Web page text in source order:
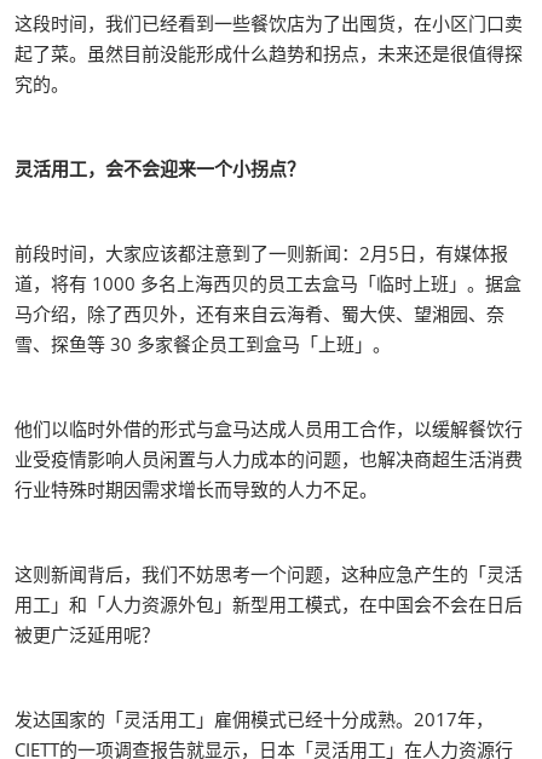
这段时间，我们已经看到一些餐饮店为了出囤货，在小区门口卖
起了菜。虽然目前没能形成什么趋势和拐点，未来还是很值得探
究的。
灵活用工，会不会迎来一个小拐点？
前段时间，大家应该都注意到了一则新闻：2月5日，有媒体报
道，将有 1000 多名上海西贝的员工去盒马「临时上班」。据盒
马介绍，除了西贝外，还有来自云海肴、蜀大侠、望湘园、奈
雪、探鱼等 30 多家餐企员工到盒马「上班」。
他们以临时外借的形式与盒马达成人员用工合作，以缓解餐饮行
业受疫情影响人员闲置与人力成本的问题，也解决商超生活消费
行业特殊时期因需求增长而导致的人力不足。
这则新闻背后，我们不妨思考一个问题，这种应急产生的「灵活
用工」和「人力资源外包」新型用工模式，在中国会不会在日后
被更广泛延用呢？
发达国家的「灵活用工」雇佣模式已经十分成熟。2017年，
CIETT的一项调查报告就显示，日本「灵活用工」在人力资源行